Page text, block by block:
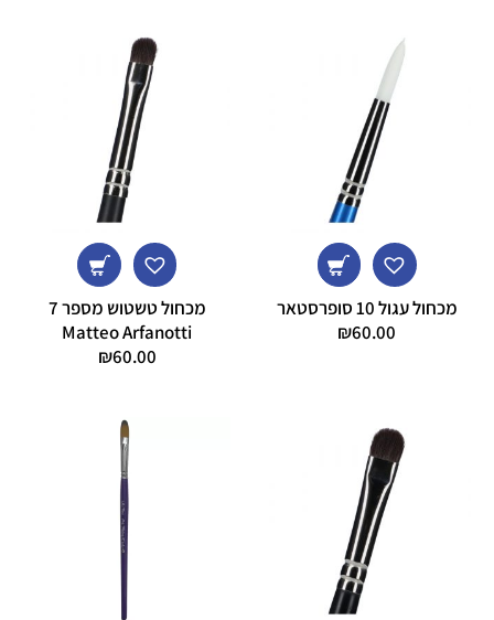
מכחול עגול 10 סופרסטאר
₪60.00
מכחול טשטוש מספר 7
Matteo Arfanotti
₪60.00